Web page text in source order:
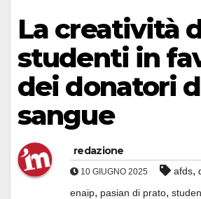
La creatività
studenti in
dei donatori
sangue
redazione
10 GIUGNO 2025 afds,
enaip, pasian di prato,